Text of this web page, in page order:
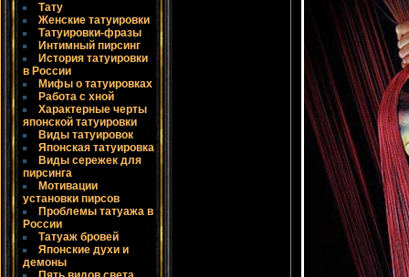
Тату
Женские татуировки
Татуировки-фразы
Интимный пирсинг
История татуировки
в России
Мифы о татуировках
Работа с хной
Характерные черты
японской татуировки
Виды татуировок
Японская татуировка
Виды сережек для
пирсинга
Мотивации
установки пирсов
Проблемы татуажа в
России
Татуаж бровей
Японские духи и
демоны